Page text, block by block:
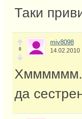
Таки
0
miv8098
14.02.2010
да